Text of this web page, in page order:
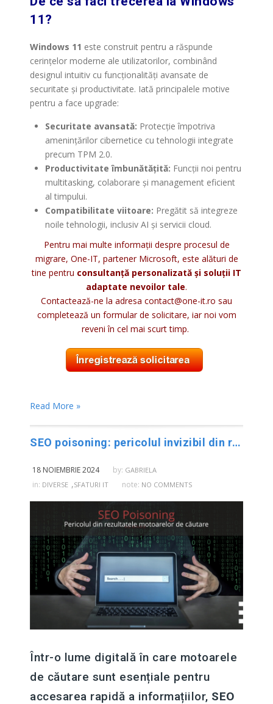
11?
Windows 11 este construit pentru a răspunde
cerințelor moderne ale utilizatorilor, combinând
designul intuitiv cu funcționalități avansate de
securitate și productivitate. Iată principalele motive
pentru a face upgrade:
Securitate avansată: Protecție împotriva
amenințărilor cibernetice cu tehnologii integrate
precum TPM 2.0.
Productivitate îmbunătățită: Funcții noi pentru
multitasking, colaborare și management eficient
al timpului.
Compatibilitate viitoare: Pregătit să integreze
noile tehnologii, inclusiv AI și servicii cloud.
Pentru mai multe informații despre procesul de
migrare, One-IT, partener Microsoft, este alături de
tine pentru consultanță personalizată și soluții IT
adaptate nevoilor tale.
Contactează-ne la adresa contact@one-it.ro sau
completează un formular de solicitare, iar noi vom
reveni în cel mai scurt timp.
Read More »
SEO poisoning: pericolul invizibil din rezultatele motoarelor de căutare
18 NOIEMBRIE 2024 by: GABRIELA
in: DIVERSE ,SFATURI IT note: NO COMMENTS
Într-o lume digitală în care motoarele
de căutare sunt esențiale pentru
accesarea rapidă a informațiilor, SEO